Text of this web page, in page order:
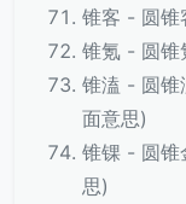
锥客 - 圆锥
锥氪 - 圆
锥溘 - 圆
面意思)
锥锞 - 圆
思)